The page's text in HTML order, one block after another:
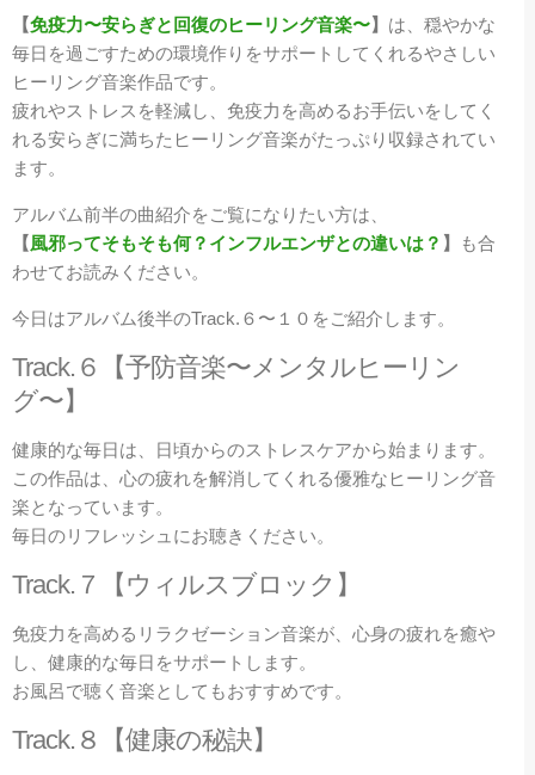
【免疫力〜安らぎと回復のヒーリング音楽〜】 は、穏やかな
毎日を過ごすための環境作りをサポートしてくれるやさしい
ヒーリング音楽作品です。
疲れやストレスを軽減し、免疫力を高めるお手伝いをしてく
れる安らぎに満ちたヒーリング音楽がたっぷり収録されてい
ます。
アルバム前半の曲紹介をご覧になりたい方は、
【風邪ってそもそも何？インフルエンザとの違いは？ 】
も合
わせてお読みください。
今日はアルバム後半のTrack.６〜１０をご紹介します。
Track.６【予防音楽〜メンタルヒーリン
グ〜】
健康的な毎日は、日頃からのストレスケアから始まります。
この作品は、心の疲れを解消してくれる優雅なヒーリング音
楽となっています。
毎日のリフレッシュにお聴きください。
Track.７【ウィルスブロック】
免疫力を高めるリラクゼーション音楽が、心身の疲れを癒や
し、健康的な毎日をサポートします。
お風呂で聴く音楽としてもおすすめです。
Track.８【健康の秘訣】